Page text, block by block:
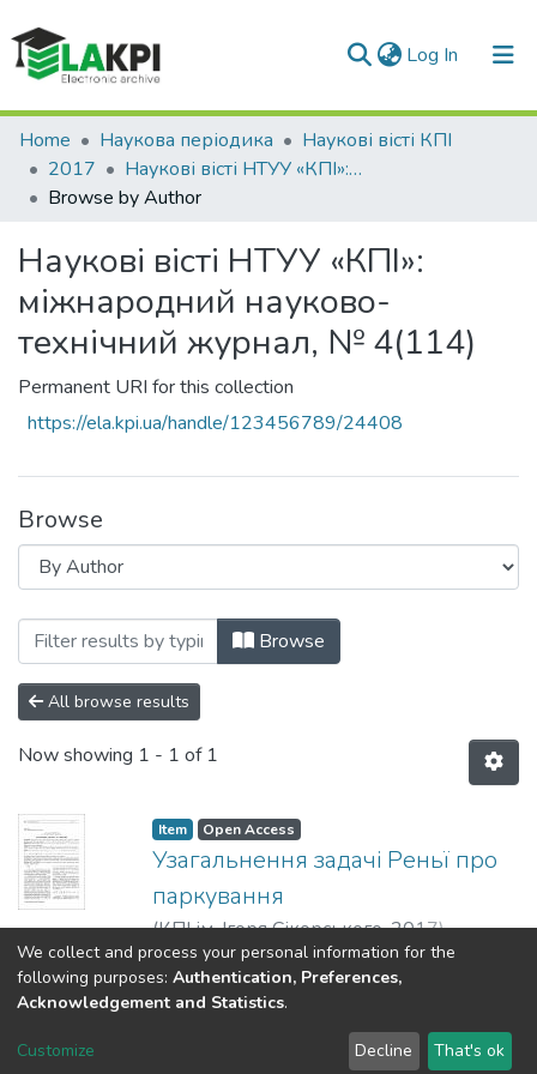
Log In (current)
Communities & Collections
All of DSpace
Home Наукова періодика
Наукові вісті КПІ
2017
Наукові вісті НТУУ «КПІ»: міжнародний науково-технічний журнал, № 4(114)
Browse by Author
Наукові вісті НТУУ «КПІ»:
міжнародний науково-
технічний журнал, № 4(114)
Permanent URI for this collection
https://ela.kpi.ua/handle/123456789/24408
Browse
Browsing Наукові вісті НТУУ «КПІ»:
Browse
All browse results
Now showing 1 - 1 of 1
Item Open Access
Узагальнення задачі Реньї про
паркування
(КПІ ім. Ігоря Сікорського,2017)
Ільєнко, А. Б.;Фатенко, В. В. ;Ilienko,
Andrii B.;Fatenko, Vlad V.;Ильенко, А. Б.
Фатенко, В. В.
Show more
DSpace software copyright © 2002-2026 LYRASIS
We collect and process your personal information for the
following purposes: Authentication, Preferences,
Acknowledgement and Statistics.
Customize Decline That's ok